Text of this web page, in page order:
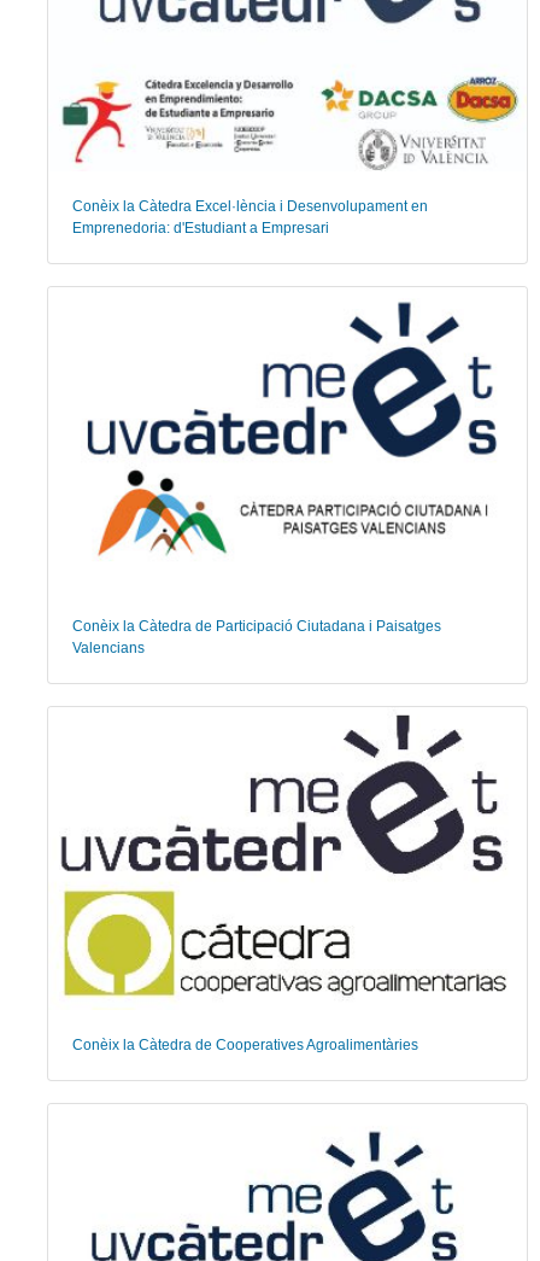
Conèix la Càtedra Excel·lència i Desenvolupament en
Emprenedoria: d'Estudiant a Empresari
Conèix la Càtedra de Participació Ciutadana i Paisatges
Valencians
Conèix la Càtedra de Cooperatives Agroalimentàries